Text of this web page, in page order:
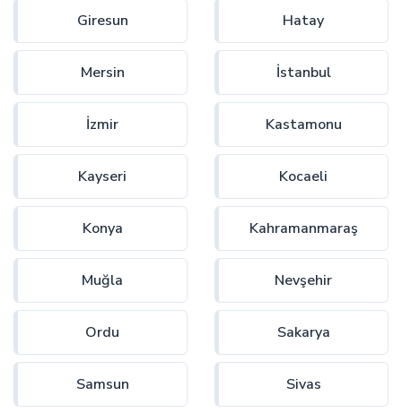
Giresun Hatay
Mersin İstanbul
İzmir Kastamonu
Kayseri Kocaeli
Konya Kahramanmaraş
Muğla Nevşehir
Ordu Sakarya
Samsun Sivas